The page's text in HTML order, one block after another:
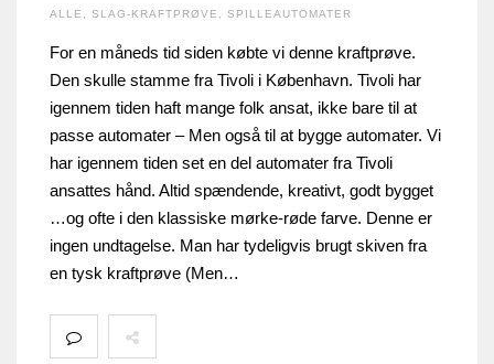
ALLE SLAG-KRAFTPRØVE SPILLEAUTOMATER
For en måneds tid siden købte vi denne kraftprøve.
Den skulle stamme fra Tivoli i København. Tivoli har
igennem tiden haft mange folk ansat, ikke bare til at
passe automater – Men også til at bygge automater. Vi
har igennem tiden set en del automater fra Tivoli
ansattes hånd. Altid spændende, kreativt, godt bygget
…og ofte i den klassiske mørke-røde farve. Denne er
ingen undtagelse. Man har tydeligvis brugt skiven fra
en tysk kraftprøve (Men…